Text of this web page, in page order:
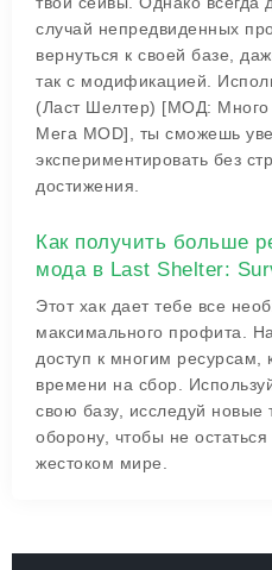
случай непредвиденных
вернуться к своей базе,
так с модификацией.
(Ласт Шелтер) [МОД: Много
Мега MOD], ты сможешь
экспериментировать без
достижения.
Как получить больше
мода в Last Shelter:
Этот хак дает тебе все
максимального профита.
доступ к многим ресурсам,
времени на сбор.
свою базу, исследуй новые
оборону, чтобы не
жестоком мире.